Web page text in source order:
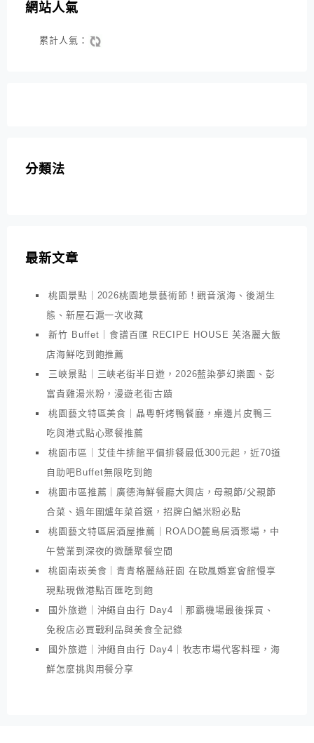
網站人氣
累計人氣：
分類法
最新文章
桃園景點｜2026桃園地景藝術節！觀音濱海、後湖生
態、新屋石滬一次收藏
新竹 Buffet｜食譜百匯 RECIPE HOUSE 芙洛麗大飯
店海鮮吃到飽推薦
三峽景點｜三峽老街半日遊，2026藍染夢幻樂園、彭
富貴雞湯米粉，漫遊老街古蹟
桃園藝文特區美食｜晶粵軒烤鴨餐廳，桌邊片皮鴨三
吃與港式點心聚餐推薦
桃園市區｜艾佳牛排館平價排餐最低300元起，近70道
自助吧Buffet無限吃到飽
桃園市區推薦｜廣德海鮮餐廳大興店，母親節/父親節
合菜、過年圍爐年菜首選，招牌白鯧米粉必點
桃園藝文特區居酒屋推薦｜ROADO麓島居酒聚場，中
午營業到深夜的微醺聚餐空間
桃園南崁美食｜青青格麗絲莊園 在歐風婚宴會館慢享
現點現做港點百匯吃到飽
國外旅遊｜沖繩自由行 Day4 ｜那霸機場最後採買、
免稅店必買戰利品與美食全記錄
國外旅遊｜沖繩自由行 Day4｜牧志市場代客料理，海
鮮怎麼挑與用餐分享